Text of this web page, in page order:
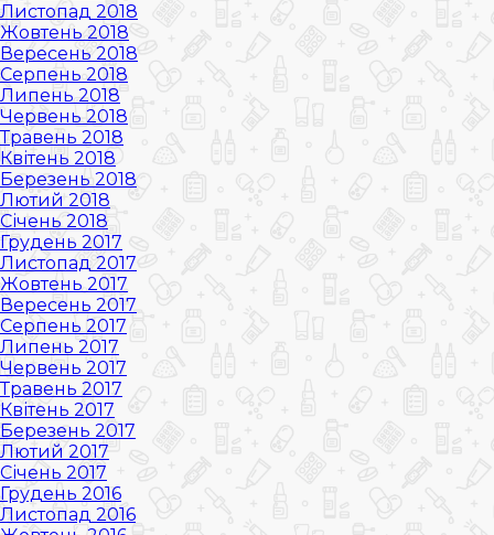
Листопад 2018
Жовтень 2018
Вересень 2018
Серпень 2018
Липень 2018
Червень 2018
Травень 2018
Квітень 2018
Березень 2018
Лютий 2018
Січень 2018
Грудень 2017
Листопад 2017
Жовтень 2017
Вересень 2017
Серпень 2017
Липень 2017
Червень 2017
Травень 2017
Квітень 2017
Березень 2017
Лютий 2017
Січень 2017
Грудень 2016
Листопад 2016